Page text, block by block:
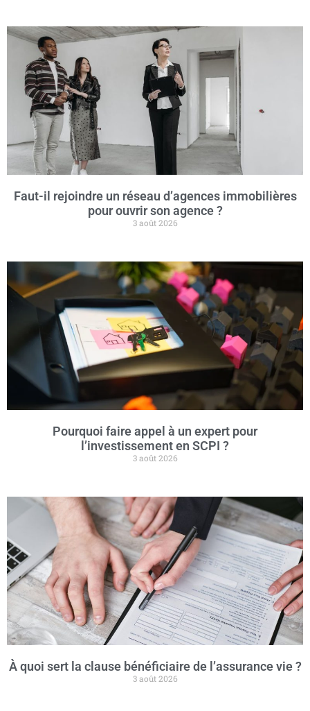
Faut-il rejoindre un réseau d’agences immobilières
pour ouvrir son agence ?
3 août 2026
Pourquoi faire appel à un expert pour
l’investissement en SCPI ?
3 août 2026
À quoi sert la clause bénéficiaire de l’assurance vie ?
3 août 2026